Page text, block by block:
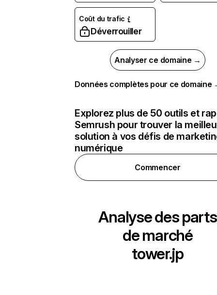
Coût du trafic
Déverrouiller
Analyser ce domaine →
Données complètes pour ce domaine
Explorez plus de 50 outils et
Semrush pour trouver la
solution à vos défis de
numérique
Commencer
Analyse des parts
de marché
tower.jp